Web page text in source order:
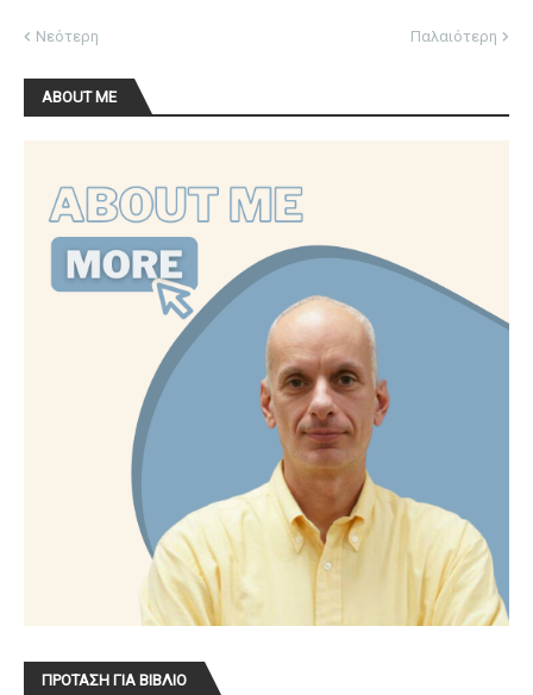
Νεότερη Παλαιότερη
ABOUT ME
ΠΡΟΤΑΣΗ ΓΙΑ ΒΙΒΛΙΟ